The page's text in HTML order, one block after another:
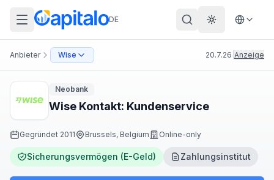
DE Theme
Anbieter Wise 20.7.26 Anzeige
Neobank
Wise Kontakt: Kundenservice
Gegründet 2011 Brussels, Belgium Online-only
Sicherungsvermögen (E-Geld) Zahlungsinstitut